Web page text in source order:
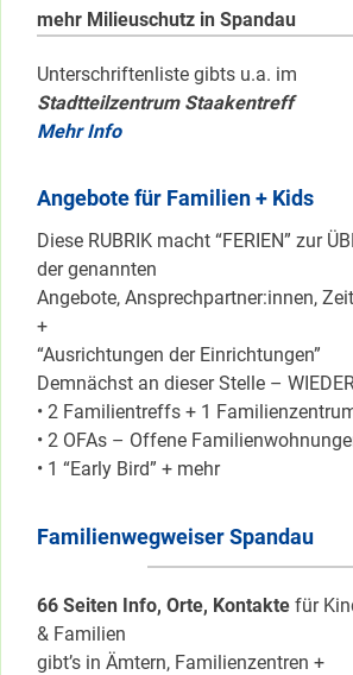
mehr Milieuschutz in Spandau
Unterschriftenliste gibts u.a. im
Stadtteilzentrum Staakentreff
Mehr Info
Angebote für Familien + Kids
Diese RUBRIK macht “FERIEN” zur
der genannten
Angebote, Ansprechpartner:innen,
+
“Ausrichtungen der Einrichtungen”
Demnächst an dieser Stelle –
• 2 Familientreffs + 1
• 2 OFAs – Offene
• 1 “Early Bird” + mehr
Familienwegweiser Spandau
66 Seiten Info, Orte, Kontakte für
& Familien
gibt’s in Ämtern, Familienzentren +